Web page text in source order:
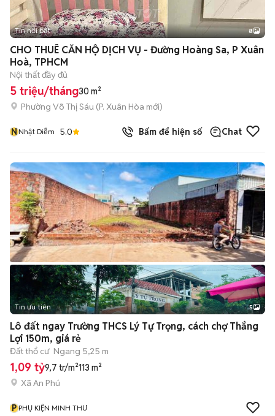
+2
Tin nổi bật 8
CHO THUÊ CĂN HỘ DỊCH VỤ - Đường Hoàng Sa, P Xuân
Hoà, TPHCM
Nội thất đầy đủ
5 triệu/tháng30 m²
Phường Võ Thị Sáu (P. Xuân Hòa mới)
NNhật Diễm 5.0 Bấm để hiện số Chat
Tin ưu tiên 5
Lô đất ngay Trường THCS Lý Tự Trọng, cách chợ Thắng
Lợi 150m, giá rẻ
Đất thổ cư Ngang 5,25 m
1,09 tỷ9,7 tr/m²113 m²
Xã An Phú
P PHỤ KIỆN MINH THƯ